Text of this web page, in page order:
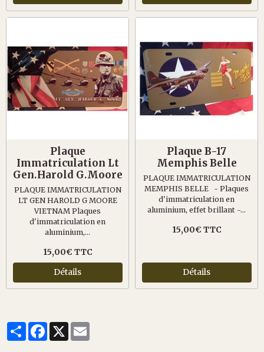
Plaque
Immatriculation Lt
Gen.Harold G.Moore
PLAQUE IMMATRICULATION
LT GEN HAROLD G MOORE
VIETNAM Plaques
d'immatriculation en
aluminium,...
15,00€ TTC
Détails
Plaque B-17
Memphis Belle
PLAQUE IMMATRICULATION
MEMPHIS BELLE - Plaques
d'immatriculation en
aluminium, effet brillant -...
15,00€ TTC
Détails
PartagerFacebook
X